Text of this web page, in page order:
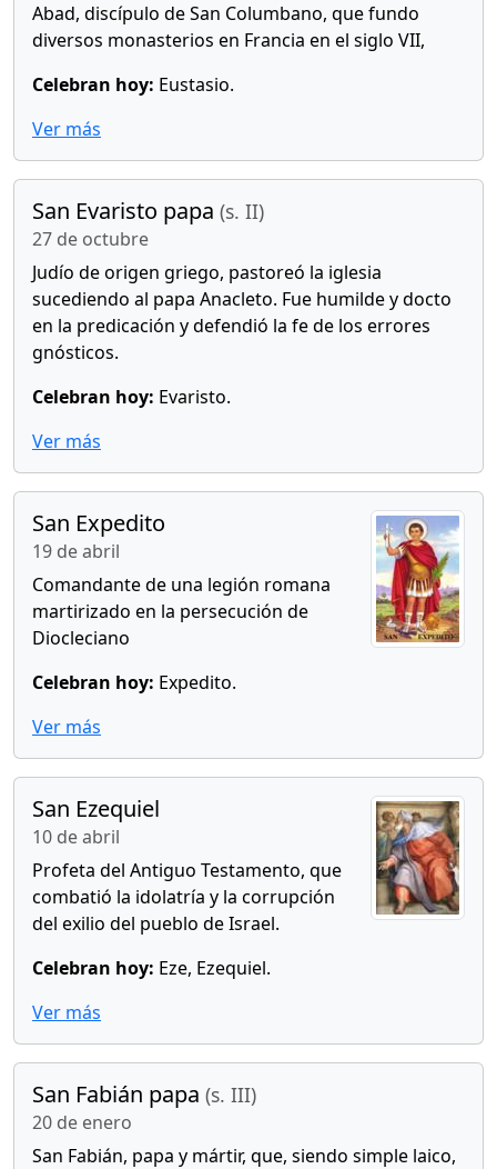
Abad, discípulo de San Columbano, que fundo
diversos monasterios en Francia en el siglo VII,
Celebran hoy: Eustasio.
Ver más
San Evaristo papa (s. II)
27 de octubre
Judío de origen griego, pastoreó la iglesia
sucediendo al papa Anacleto. Fue humilde y docto
en la predicación y defendió la fe de los errores
gnósticos.
Celebran hoy: Evaristo.
Ver más
San Expedito
19 de abril
Comandante de una legión romana
martirizado en la persecución de
Diocleciano
Celebran hoy: Expedito.
Ver más
San Ezequiel
10 de abril
Profeta del Antiguo Testamento, que
combatió la idolatría y la corrupción
del exilio del pueblo de Israel.
Celebran hoy: Eze, Ezequiel.
Ver más
San Fabián papa (s. III)
20 de enero
San Fabián, papa y mártir, que, siendo simple laico,